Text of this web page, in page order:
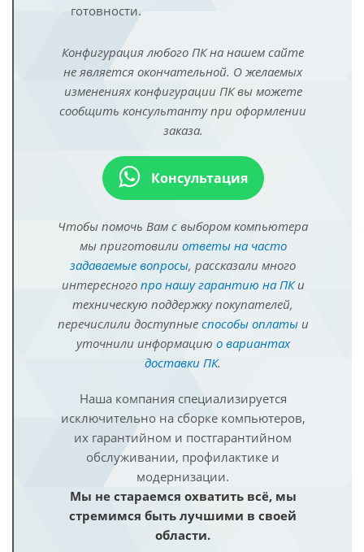
готовности.
Конфигурация любого ПК на нашем сайте
не является окончательной. О желаемых
изменениях конфигурации ПК вы можете
сообщить консультанту при оформлении
заказа.
Консультация
Чтобы помочь Вам с выбором компьютера
мы приготовили ответы на часто
задаваемые вопросы, рассказали много
интересного про нашу гарантию на ПКи
техническую поддержку покупателей,
перечислили доступные способы оплатыи
уточнили информацию о вариантах
доставки ПК.
Наша компания специализируется
исключительно на сборке компьютеров,
их гарантийном и постгарантийном
обслуживании, профилактике и
модернизации.
Мы не стараемся охватить всё, мы
стремимся быть лучшими в своей
области.